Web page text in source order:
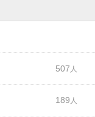
507
189